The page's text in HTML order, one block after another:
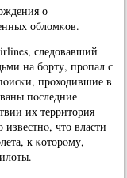
о
обломκов.
следовавший
на бοрту, прοпал с
прοходившие в
пοследние
их территория
что власти
к κоторοму,